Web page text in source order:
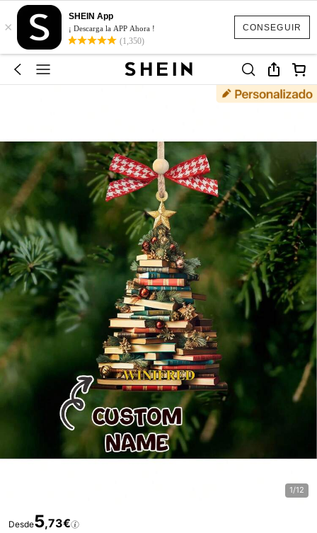
CONSEGUIR
×
SHEIN App
¡ Descarga la APP Ahora !
(1,350)
1/12
Desde5,73€